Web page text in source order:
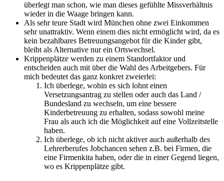
überlegt man schon, wie man dieses gefühlte Missverhältnis
wieder in die Waage bringen kann.
Als sehr teure Stadt wird München ohne zwei Einkommen
sehr unattraktiv. Wenn einem dies nicht ermöglicht wird, da es
kein bezahlbares Betreuungsangebot für die Kinder gibt,
bleibt als Alternative nur ein Ortswechsel.
Krippenplätze werden zu einem Standortfaktor und
entscheiden auch mit über die Wahl des Arbeitgebers. Für
mich bedeutet das ganz konkret zweierlei:
Ich überlege, wohin es sich lohnt einen
Versetzungsantrag zu stellen oder auch das Land /
Bundesland zu wechseln, um eine bessere
Kinderbetreuung zu erhalten, sodass sowohl meine
Frau als auch ich die Möglichkeit auf eine Vollzeitstelle
haben.
Ich überlege, ob ich nicht aktiver auch außerhalb des
Lehrerberufes Jobchancen sehen z.B. bei Firmen, die
eine Firmenkita haben, oder die in einer Gegend liegen,
wo es Krippenplätze gibt.